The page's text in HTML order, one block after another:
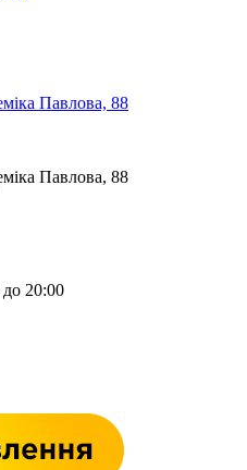
Павлова, 88
Павлова, 88
20:00